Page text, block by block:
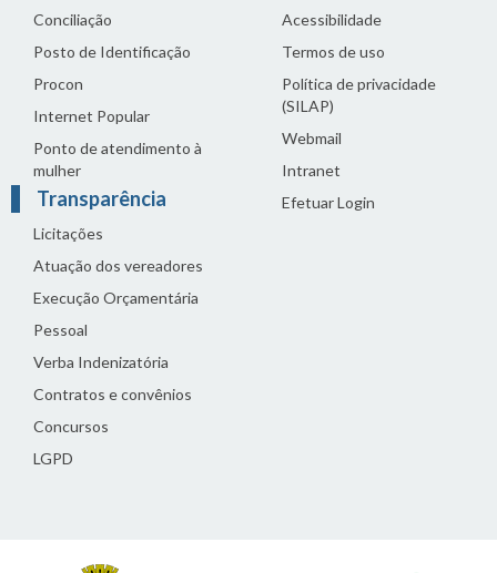
Conciliação
Posto de Identificação
Procon
Internet Popular
Ponto de atendimento à
mulher
Transparência
Licitações
Atuação dos vereadores
Execução Orçamentária
Pessoal
Verba Indenizatória
Contratos e convênios
Concursos
LGPD
Acessibilidade
Termos de uso
Política de privacidade
(SILAP)
Webmail
Intranet
Efetuar Login